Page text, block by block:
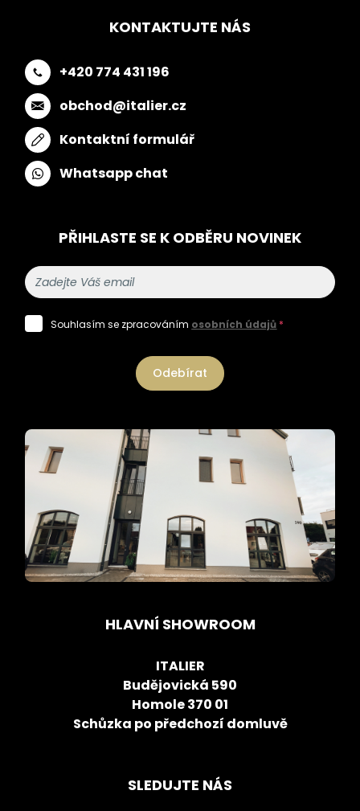
KONTAKTUJTE NÁS
+420 774 431 196
obchod@italier.cz
Kontaktní formulář
Whatsapp chat
PŘIHLASTE SE K ODBĚRU NOVINEK
Souhlasím se zpracováním osobních údajů *
Odebírat
HLAVNÍ SHOWROOM
ITALIER
Budějovická 590
Homole 370 01
Schůzka po předchozí domluvě
SLEDUJTE NÁS